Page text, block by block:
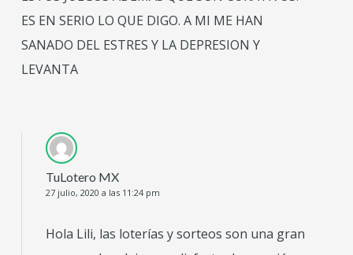
ES EN SERIO LO QUE DIGO. A MI ME HAN
SANADO DEL ESTRES Y LA DEPRESION Y
LEVANTA
TuLotero MX
27 julio, 2020 a las 11:24 pm
Hola Lili, las loterías y sorteos son una gran